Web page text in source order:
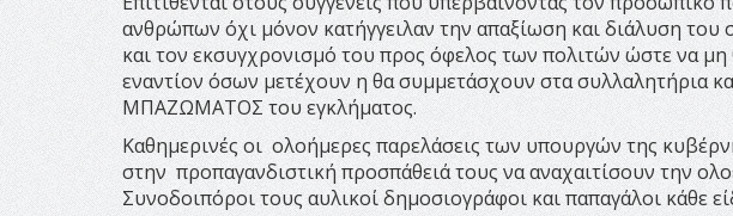
ανθρώπων όχι μόνον κατήγγειλαν την απαξίωση και διάλυση
και τον εκσυγχρονισμό του προς όφελος των πολιτών ώστε να
εναντίον όσων μετέχουν η θα συμμετάσχουν στα συλλαλητήρια
ΜΠΑΖΩΜΑΤΟΣ του εγκλήματος.
Καθημερινές οι ολοήμερες παρελάσεις των υπουργών της
στην προπαγανδιστική προσπάθειά τους να αναχαιτίσουν την
Συνοδοιπόροι τους αυλικοί δημοσιογράφοι και παπαγάλοι κάθε